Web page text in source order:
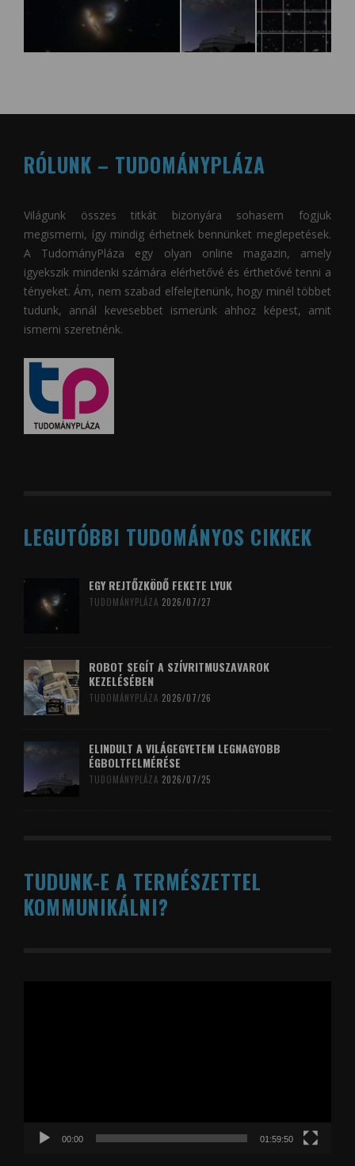
RÓLUNK – TUDOMÁNYPLÁZA
Világunk összes titkát bizonyára sohasem fogjuk
megismerni, így mindig érhetnek bennünket meglepetések.
A TudományPláza egy olyan online magazin, amely
igyekszik mindenki számára elérhetővé és érthetővé tenni a
tényeket. Ám, nem szabad elfelejtenünk, hogy minél többet
tudunk, annál kevesebbet ismerünk ahhoz képest, amit
ismerni szeretnénk.
LEGUTÓBBI TUDOMÁNYOS CIKKEK
EGY REJTŐZKÖDŐ FEKETE LYUK
TUDOMÁNYPLÁZA 2026/07/27
ROBOT SEGÍT A SZÍVRITMUSZAVAROK
KEZELÉSÉBEN
TUDOMÁNYPLÁZA 2026/07/26
ELINDULT A VILÁGEGYETEM LEGNAGYOBB
ÉGBOLTFELMÉRÉSE
TUDOMÁNYPLÁZA 2026/07/25
TUDUNK-E A TERMÉSZETTEL
KOMMUNIKÁLNI?
00:00 01:59:50